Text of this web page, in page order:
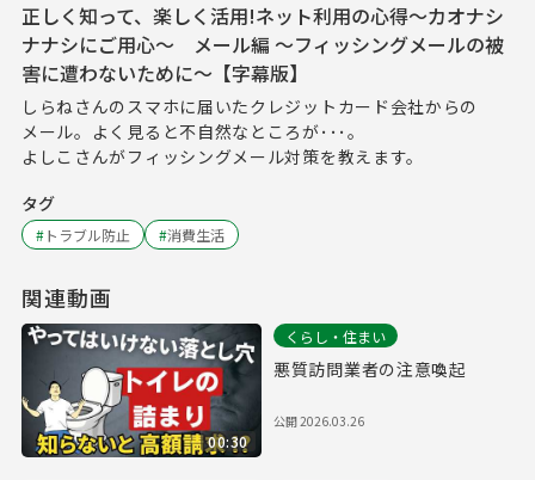
正しく知って、楽しく活用!ネット利用の心得～カオナシ
ナナシにご用心～ メール編 ～フィッシングメールの被
害に遭わないために～【字幕版】
しらねさんのスマホに届いたクレジットカード会社からの
メール。よく見ると不自然なところが･･･。
よしこさんがフィッシングメール対策を教えます。
タグ
#トラブル防止 #消費生活
関連動画
00:30
くらし・住まい
悪質訪問業者の注意喚起
公開2026.03.26